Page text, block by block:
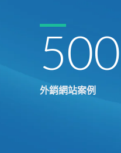
500
外銷網站案例